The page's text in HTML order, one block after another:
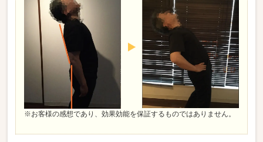
※お客様の感想であり、効果効能を保証するものではありません。